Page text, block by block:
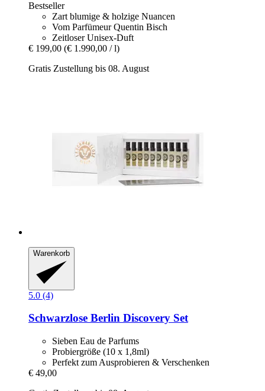
Bestseller
Zart blumige & holzige Nuancen
Vom Parfümeur Quentin Bisch
Zeitloser Unisex-Duft
€ 199,00 (€ 1.990,00 / l)
Gratis Zustellung bis 08. August
Warenkorb
5.0 (4)
Schwarzlose Berlin Discovery Set
Sieben Eau de Parfums
Probiergröße (10 x 1,8ml)
Perfekt zum Ausprobieren & Verschenken
€ 49,00